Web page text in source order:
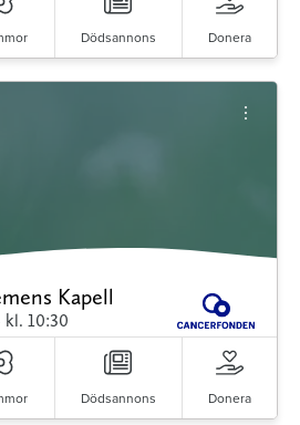
Dödsannons Donera
Kapell
kl. 10:30
Dödsannons Donera